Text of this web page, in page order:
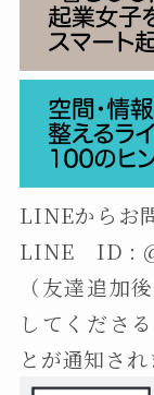
LINEからお
LINE ID :
（友達追加
してくださ
とが通知され